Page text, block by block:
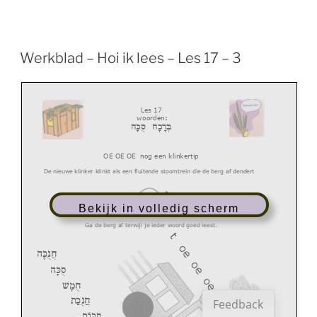
Werkblad – Hoi ik lees – Les 17 – 3
Bekijk in volledig scherm
L es 1 7
woorden :
בְּרָכָה סֻכָה
OE OE OE nog een klinkertip
De nieuwe klinker klinkt als een fluitende stoomtrein die de berg af dendert
Ga de berg af terwijl je ieder woord goed leest.
חֲנֻכָה
סֻכָה
חֻמָשׁ
חֲנֻכַּת
Feedback